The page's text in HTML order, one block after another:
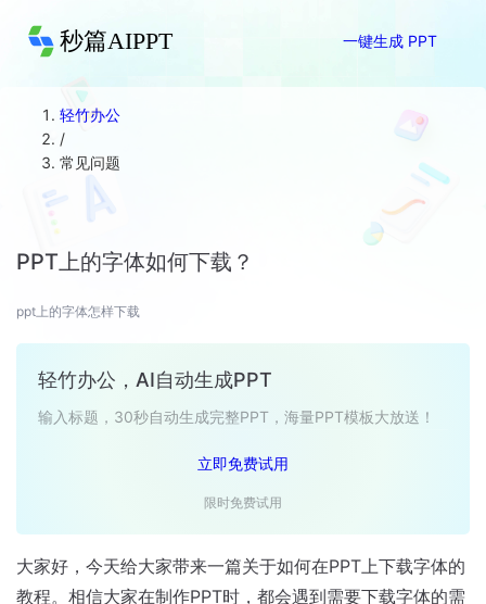
秒篇AIPPT 一键生成 PPT
轻竹办公
/
常见问题
PPT上的字体如何下载？
ppt上的字体怎样下载
轻竹办公，AI自动生成PPT
输入标题，30秒自动生成完整PPT，海量PPT模板大放送！
立即免费试用
限时免费试用
大家好，今天给大家带来一篇关于如何在PPT上下载字体的
教程。相信大家在制作PPT时，都会遇到需要下载字体的需